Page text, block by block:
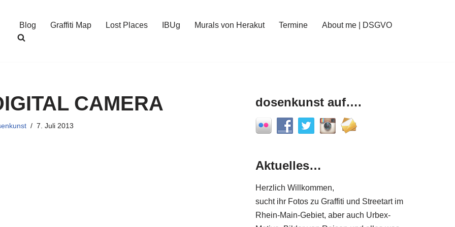
Blog Graffiti Map Lost Places IBUg Murals von Herakut Termine About me | DSGVO
CAMERA
7. Juli 2013
dosenkunst auf….
Aktuelles…
Herzlich Willkommen,
sucht ihr Fotos zu Graffiti und Streetart im
Rhein-Main-Gebiet, aber auch Urbex-